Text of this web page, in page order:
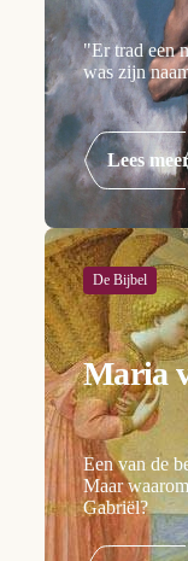
"Er trad een
was zijn
Lees
De Bijbel
Maria
Een van de
Maar
Gabriël?